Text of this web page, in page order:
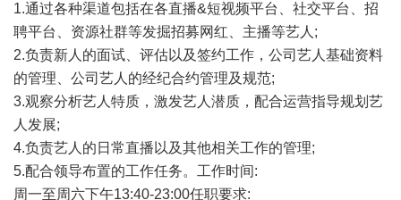
1.通过各种渠道包括在各直播&短视频平台、社交平台、招
聘平台、资源社群等发掘招募网红、主播等艺人;
2.负责新人的面试、评估以及签约工作，公司艺人基础资料
的管理、公司艺人的经纪合约管理及规范;
3.观察分析艺人特质，激发艺人潜质，配合运营指导规划艺
人发展;
4.负责艺人的日常直播以及其他相关工作的管理;
5.配合领导布置的工作任务。工作时间:
周一至周六下午13:40-23:00任职要求: